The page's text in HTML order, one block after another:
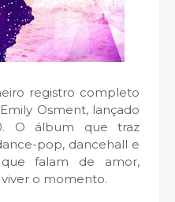
registro completo
Osment, lançado
O álbum que traz
pop, dancehall e
falam de amor,
o momento.